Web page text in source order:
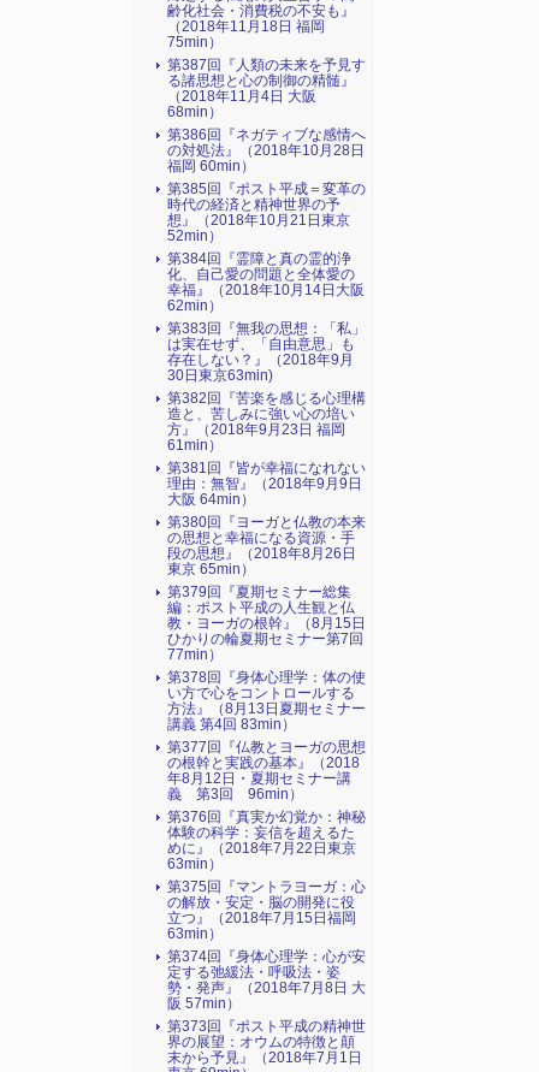
齢化社会・消費税の不安も』
（2018年11月18日 福岡
75min）
第387回『人類の未来を予見す
る諸思想と心の制御の精髄』
（2018年11月4日 大阪
68min）
第386回『ネガティブな感情へ
の対処法』（2018年10月28日
福岡 60min）
第385回『ポスト平成＝変革の
時代の経済と精神世界の予
想』（2018年10月21日東京
52min）
第384回『霊障と真の霊的浄
化、自己愛の問題と全体愛の
幸福』（2018年10月14日大阪
62min）
第383回『無我の思想：「私」
は実在せず、「自由意思」も
存在しない？』（2018年9月
30日東京63min)
第382回『苦楽を感じる心理構
造と、苦しみに強い心の培い
方』（2018年9月23日 福岡
61min）
第381回『皆が幸福になれない
理由：無智』（2018年9月9日
大阪 64min）
第380回『ヨーガと仏教の本来
の思想と幸福になる資源・手
段の思想』（2018年8月26日
東京 65min）
第379回『夏期セミナー総集
編：ポスト平成の人生観と仏
教・ヨーガの根幹』（8月15日
ひかりの輪夏期セミナー第7回
77min）
第378回『身体心理学：体の使
い方で心をコントロールする
方法』（8月13日夏期セミナー
講義 第4回 83min）
第377回『仏教とヨーガの思想
の根幹と実践の基本』（2018
年8月12日・夏期セミナー講
義 第3回 96min）
第376回『真実か幻覚か：神秘
体験の科学：妄信を超えるた
めに』（2018年7月22日東京
63min）
第375回『マントラヨーガ：心
の解放・安定・脳の開発に役
立つ』（2018年7月15日福岡
63min）
第374回『身体心理学：心が安
定する弛緩法・呼吸法・姿
勢・発声』（2018年7月8日 大
阪 57min）
第373回『ポスト平成の精神世
界の展望：オウムの特徴と顛
末から予見』（2018年7月1日